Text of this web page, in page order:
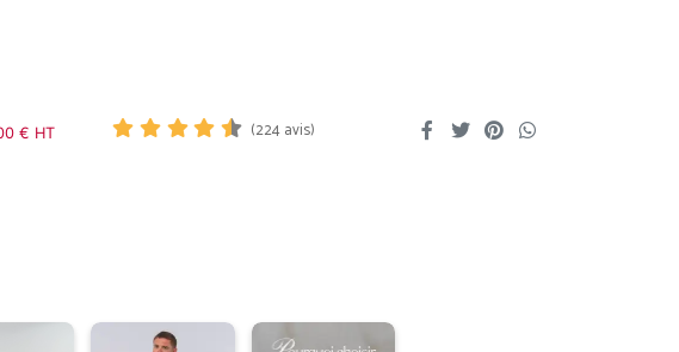
€ HT (224avis)